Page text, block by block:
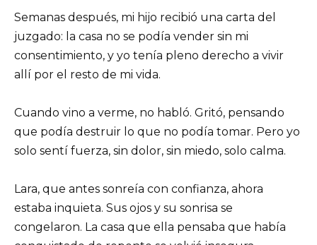
Semanas después, mi hijo recibió una carta del
juzgado: la casa no se podía vender sin mi
consentimiento, y yo tenía pleno derecho a vivir
allí por el resto de mi vida.
Cuando vino a verme, no habló. Gritó, pensando
que podía destruir lo que no podía tomar. Pero yo
solo sentí fuerza, sin dolor, sin miedo, solo calma.
Lara, que antes sonreía con confianza, ahora
estaba inquieta. Sus ojos y su sonrisa se
congelaron. La casa que ella pensaba que había